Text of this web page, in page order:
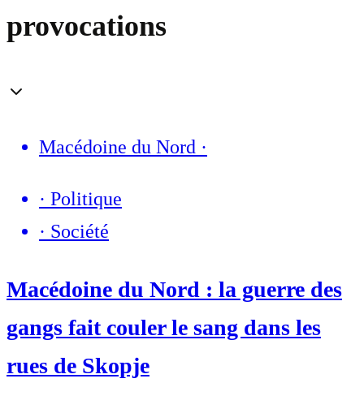
provocations
Macédoine du Nord ·
· Politique
· Société
Macédoine du Nord : la guerre des
gangs fait couler le sang dans les
rues de Skopje